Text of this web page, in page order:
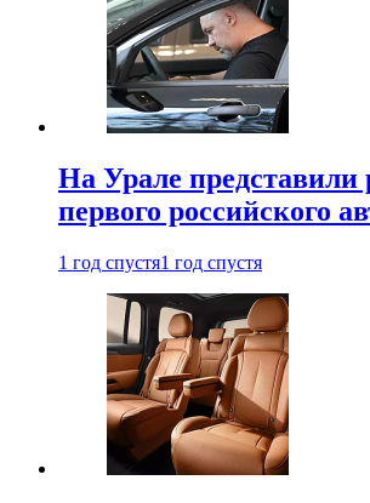
На Урале представили
первого российского
1 год спустя1 год спустя